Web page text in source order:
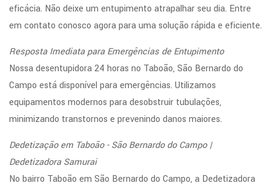
eficácia. Não deixe um entupimento atrapalhar seu dia. Entre
em contato conosco agora para uma solução rápida e eficiente.
Resposta Imediata para Emergências de Entupimento
Nossa desentupidora 24 horas no Taboão, São Bernardo do
Campo está disponível para emergências. Utilizamos
equipamentos modernos para desobstruir tubulações,
minimizando transtornos e prevenindo danos maiores.
Dedetização em Taboão - São Bernardo do Campo |
Dedetizadora Samurai
No bairro Taboão em São Bernardo do Campo, a Dedetizadora